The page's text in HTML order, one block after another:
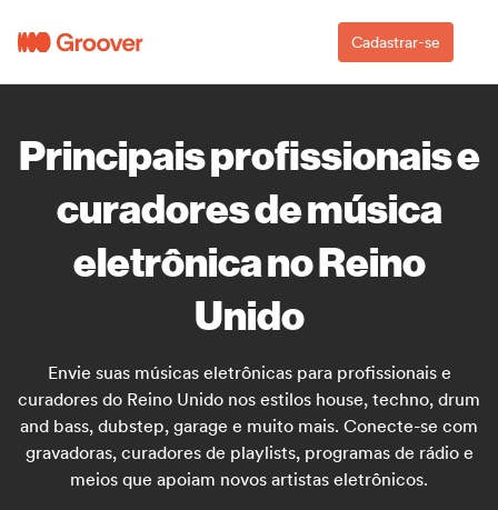
Cadastrar-se
Principais profissionais e
curadores de música
eletrônica no Reino
Unido
Envie suas músicas eletrônicas para profissionais e
curadores do Reino Unido nos estilos house, techno, drum
and bass, dubstep, garage e muito mais. Conecte-se com
gravadoras, curadores de playlists, programas de rádio e
meios que apoiam novos artistas eletrônicos.